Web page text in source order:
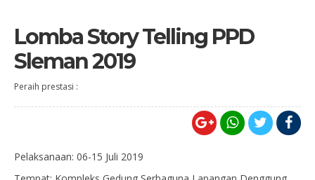
Lomba Story Telling PPD
Sleman 2019
Peraih prestasi :
Pelaksanaan: 06-15 Juli 2019